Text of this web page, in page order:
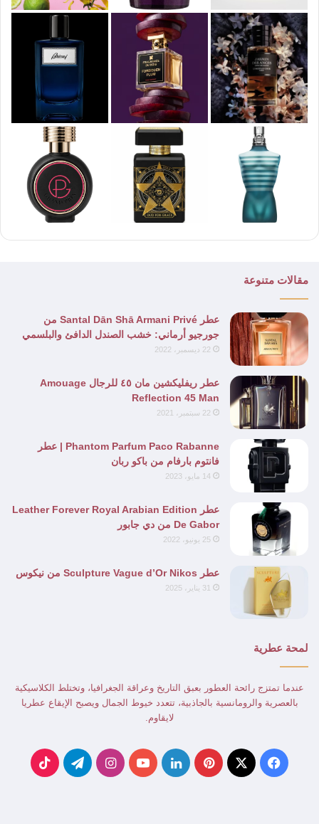
مقالات متنوعة
عطر Santal Dān Shā Armani Privé من
جورجيو أرماني: خشب الصندل الدافئ والبلسمي
22 ديسمبر، 2022
عطر ريفليكشين مان ٤٥ للرجال Amouage
Reflection 45 Man
22 سبتمبر، 2021
Phantom Parfum Paco Rabanne | عطر
فانتوم بارفام من باكو ربان
14 مايو، 2023
عطر Leather Forever Royal Arabian Edition
De Gabor من دي جابور
25 يونيو، 2022
عطر Sculpture Vague d’Or Nikos من نيكوس
31 يناير، 2025
لمحة عطرية
عندما تمتزج رائحة العطور بعبق التاريخ وعراقة الجغرافيا، وتختلط الكلاسيكية
بالعصرية والرومانسية بالجاذبية، تتعدد خيوط الجمال ويصبح الإيقاع عطريا
لايقاوم.
فيسبوك
‫X بينتيريستلينكدإن‫YouTubeانستقرامتيلقرام ‫TikTok